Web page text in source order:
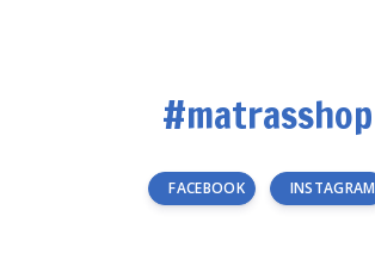
#matrasshop
FACEBOOK INSTAGRAM